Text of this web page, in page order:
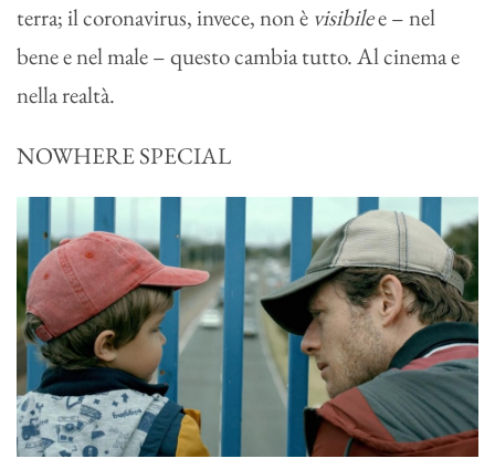
terra; il coronavirus, invece, non è visibilee – nel
bene e nel male – questo cambia tutto. Al cinema e
nella realtà.
NOWHERE SPECIAL